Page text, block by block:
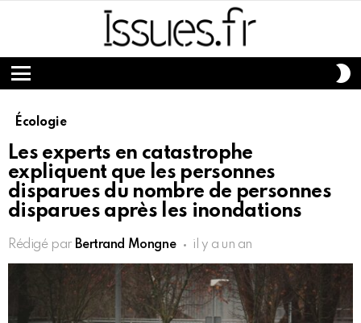
Menu
Écologie
Les experts en catastrophe
expliquent que les personnes
disparues du nombre de personnes
disparues après les inondations
Rédigé par Bertrand Mongne il y a un an